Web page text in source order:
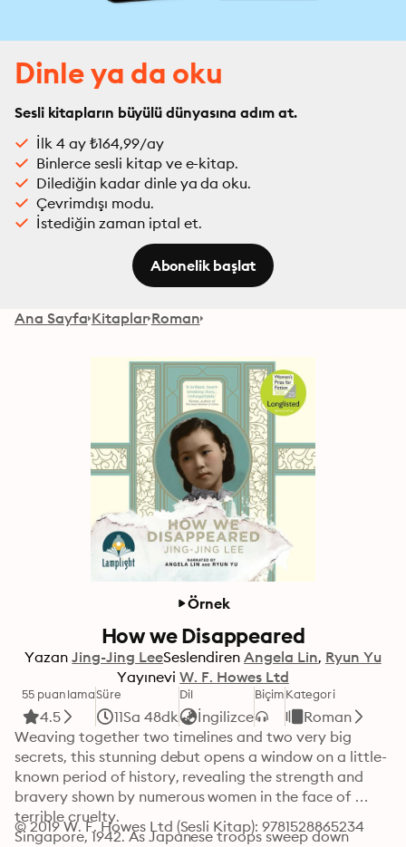
Dinle ya da oku
Sesli kitapların büyülü dünyasına adım at.
İlk 4 ay ₺164,99/ay
Binlerce sesli kitap ve e-kitap.
Dilediğin kadar dinle ya da oku.
Çevrimdışı modu.
İstediğin zaman iptal et.
Abonelik başlat
Ana Sayfa Kitaplar Roman
Örnek
How we Disappeared
Yazan Jing-Jing LeeSeslendiren Angela Lin Ryun Yu
Yayınevi W. F. Howes Ltd
55 puanlama
4.5
Süre
11Sa 48dk
Dil
İngilizce
BiçimKategori
Roman
Weaving together two timelines and two very big
secrets, this stunning debut opens a window on a little-
known period of history, revealing the strength and
bravery shown by numerous women in the face of
terrible cruelty.
Singapore, 1942. As Japanese troops sweep down
© 2019 W. F. Howes Ltd (Sesli Kitap): 9781528865234